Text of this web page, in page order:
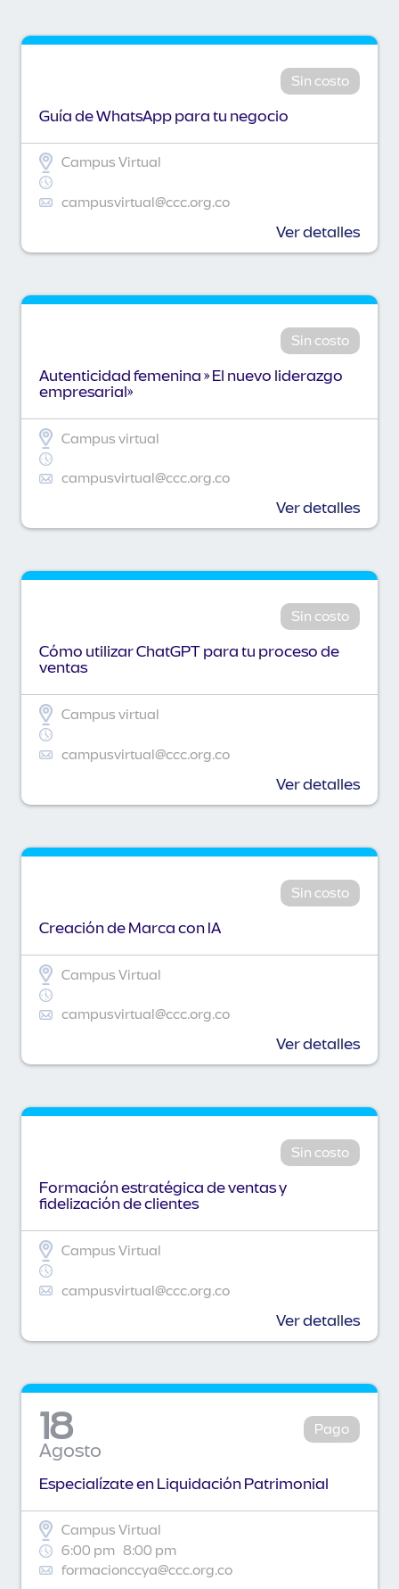
Sin costo
Guía de WhatsApp para tu negocio
Campus Virtual
campusvirtual@ccc.org.co
Ver detalles
Sin costo
Autenticidad femenina » El nuevo liderazgo
empresarial»
Campus virtual
campusvirtual@ccc.org.co
Ver detalles
Sin costo
Cómo utilizar ChatGPT para tu proceso de
ventas
Campus virtual
campusvirtual@ccc.org.co
Ver detalles
Sin costo
Creación de Marca con IA
Campus Virtual
campusvirtual@ccc.org.co
Ver detalles
Sin costo
Formación estratégica de ventas y
fidelización de clientes
Campus Virtual
campusvirtual@ccc.org.co
Ver detalles
18
Agosto
Pago
Especialízate en Liquidación Patrimonial
Campus Virtual
6:00 pm 8:00 pm
formacionccya@ccc.org.co